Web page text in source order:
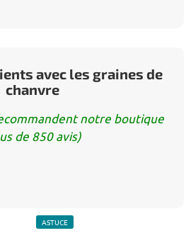
avec les graines de
chanvre
notre boutique
de 850 avis)
ASTUCE